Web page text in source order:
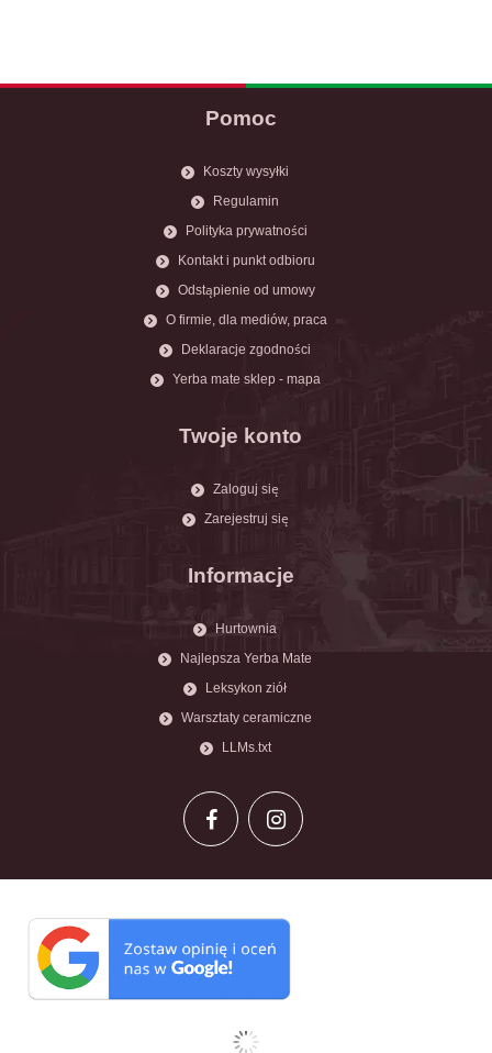
Pomoc
Koszty wysyłki
Regulamin
Polityka prywatności
Kontakt i punkt odbioru
Odstąpienie od umowy
O firmie, dla mediów, praca
Deklaracje zgodności
Yerba mate sklep - mapa
Twoje konto
Zaloguj się
Zarejestruj się
Informacje
Hurtownia
Najlepsza Yerba Mate
Leksykon ziół
Warsztaty ceramiczne
LLMs.txt